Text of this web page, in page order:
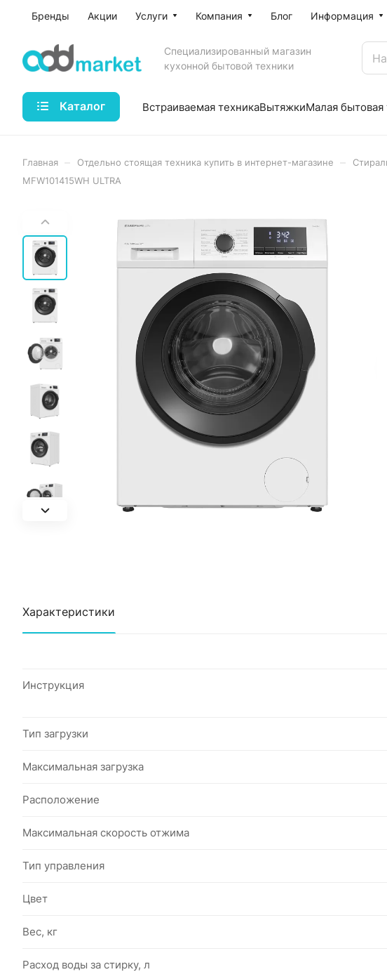
Бренды Акции Услуги Компания Блог Информация
Специализированный магазин
кухонной бытовой техники
Каталог Встраиваемая техникаВытяжкиМалая бытовая
Главная Отдельно стоящая техника купить в интернет-магазине
MFW101415WH ULTRA
Характеристики
Инструкция
Тип загрузки
Максимальная загрузка
Расположение
Максимальная скорость отжима
Тип управления
Цвет
Вес, кг
Расход воды за стирку, л